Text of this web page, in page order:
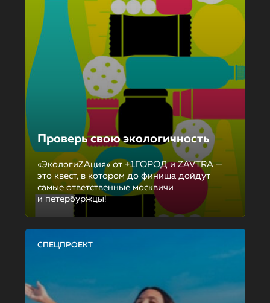
Проверь свою экологичность
«ЭкологиZAция» от +1ГОРОД и ZAVTRA —
это квест, в котором до финиша дойдут
самые ответственные москвичи
и петербуржцы!
СПЕЦПРОЕКТ